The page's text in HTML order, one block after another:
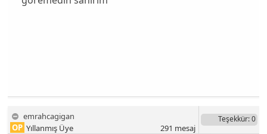
emrahcagigan
OP Yıllanmış Üye
Teşekkür: 0
291 mesaj